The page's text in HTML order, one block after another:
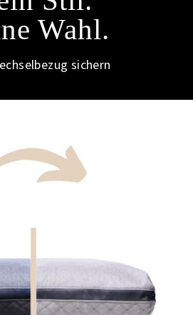
Wahl.
sichern